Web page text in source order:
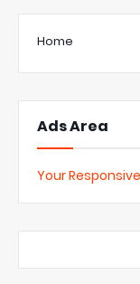
Home
Ads Area
Your